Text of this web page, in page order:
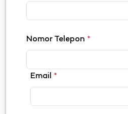
Nomor Telepon *
Email *